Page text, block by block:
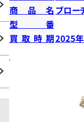
商品名 ブロー
型番
買取時期2025